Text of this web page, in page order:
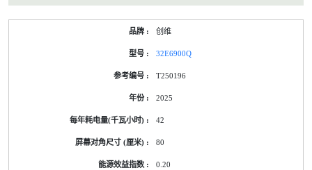
创维
32E6900Q
T250196
2025
42
80
0.20